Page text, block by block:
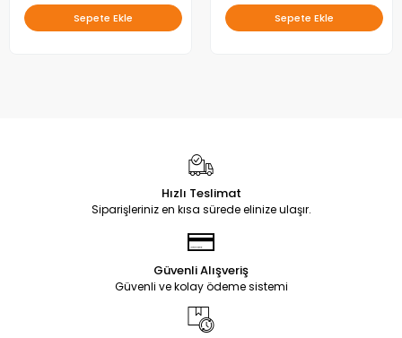
Sepete Ekle Sepete Ekle
Hızlı Teslimat
Siparişleriniz en kısa sürede elinize ulaşır.
Güvenli Alışveriş
Güvenli ve kolay ödeme sistemi